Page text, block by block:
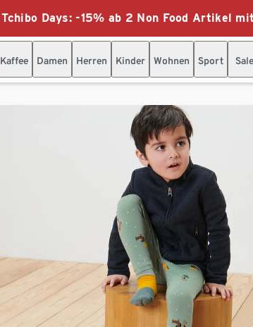
Tchibo Days: -15% ab 2 Non Food Artikel
Kaffee Damen Herren Kinder Wohnen Sport Sale